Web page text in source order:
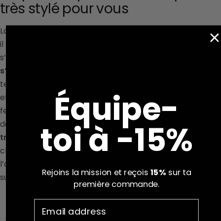
très stylé pour vous
La réputation d’un briquet tempête le précède. En effet,
il s’agit d’un dispositif de mise à feu exceptionnel qui peut
s’utiliser en tout temps. Sous la pluie ou sous le vent, il
s’allumera toujours facilement.
tempête électronique est tout aussi incroyable. Il peut
effectuer des prouesses extraordinaires en matière de
feu. Il est pratique pour les personnes qui travaillent en
dehors d’un bâtiment. Celui-ci possède une
très attrayante.Vous en serez très fier. Il est comme la
clé à distance d’une voiture. Vous ne pourrez que
l’adorer. S’il vous tente, faites votre achat sans tarder
sur notre site. Vous allez le recevoir dans un bref délai.
Équipe-
toi à -15%
Rejoins la mission et reçois 15% sur ta
première commande.